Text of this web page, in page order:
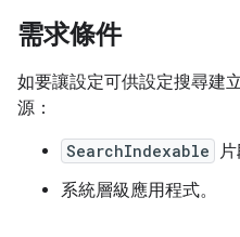
需求條件
如要讓設定可供設定搜尋建
源：
SearchIndexable
系統層級應用程式。